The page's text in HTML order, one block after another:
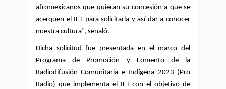
afromexicanos que quieran su concesión a que se
acerquen el IFT para solicitarla y así dar a conocer
nuestra cultura”, señaló.
Dicha solicitud fue presentada en el marco del
Programa de Promoción y Fomento de la
Radiodifusión Comunitaria e Indígena 2023 (Pro
Radio) que implementa el IFT con el objetivo de